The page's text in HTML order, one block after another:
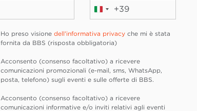
Italia+39
Ho preso visione dell'informativa privacy che mi è stata
fornita da BBS (risposta obbligatoria)
Acconsento (consenso facoltativo) a ricevere
comunicazioni promozionali (e-mail, sms, WhatsApp,
posta, telefono) sugli eventi e sulle offerte di BBS.
Acconsento (consenso facoltativo) a ricevere
comunicazioni informative e/o inviti relativi agli eventi